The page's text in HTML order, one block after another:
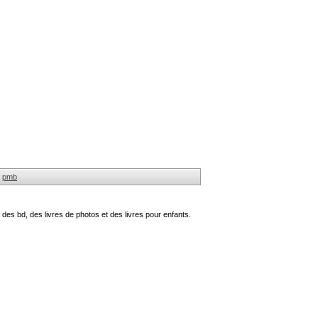
pmb
bd, des livres de photos et des livres pour enfants.